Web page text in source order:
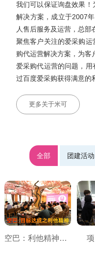
我们可以保证询盘效果
解决方案，成立于2007
人售后服务及运营，总部
聚焦客户关注的爱采购
购代运营解决方案，为客
爱采购代运营的问题，
过百度爱采购获得满意的
更多关于米可
全部 团建活动
空巴：利他精神之目标达成